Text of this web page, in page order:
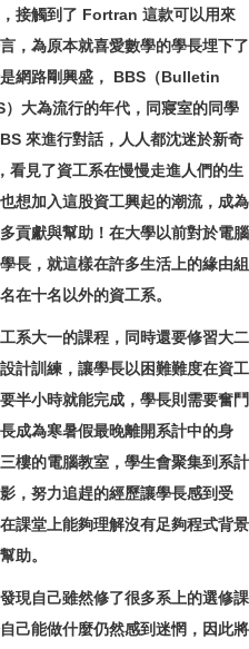
接觸到了 Fortran 這款可以用來
，為原本就喜愛數學的學長埋下了
網路剛興盛， BBS（Bulletin
大為流行的年代，同寢室的同學
來進行對話，人人都沈迷於新奇
看見了資工系在慢慢走進人們的生
想加入這股資工興起的潮流，成為
貢獻與幫助！在大學以前對於電腦
長，就這樣在許多生活上的緣由組
在十名以外的資工系。
大一的課程，同時還要修習大二
計訓練，讓學長以困難難度在資工
半小時就能完成，學長則需要奮鬥
成為寒暑假最晚離開系計中的身
樓的電腦教室，學生會聚集到系計
，努力追趕的經歷讓學長感到受
課堂上能夠理解沒有足夠程式背景
助。
自己雖然修了很多系上的選修課
己能做什麼仍然感到迷惘，因此將